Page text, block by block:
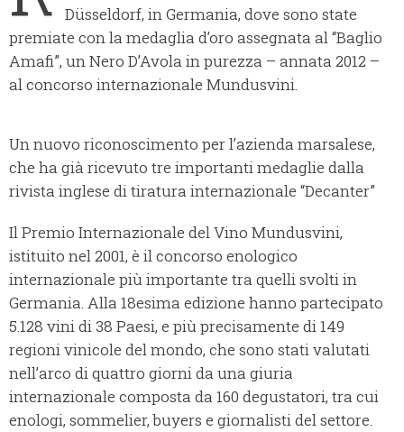
Düsseldorf, in Germania, dove sono state
premiate con la medaglia d’oro assegnata al “Baglio
Amafi”, un Nero D’Avola in purezza – annata 2012 –
al concorso internazionale Mundusvini.
Un nuovo riconoscimento per l’azienda marsalese,
che ha già ricevuto tre importanti medaglie dalla
rivista inglese di tiratura internazionale “Decanter”
Il Premio Internazionale del Vino Mundusvini,
istituito nel 2001, è il concorso enologico
internazionale più importante tra quelli svolti in
Germania. Alla 18esima edizione hanno partecipato
5.128 vini di 38 Paesi, e più precisamente di 149
regioni vinicole del mondo, che sono stati valutati
nell’arco di quattro giorni da una giuria
internazionale composta da 160 degustatori, tra cui
enologi, sommelier, buyers e giornalisti del settore.